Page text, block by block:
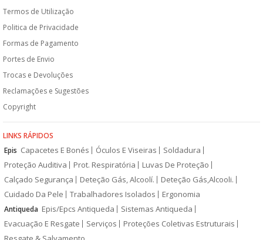
Termos de Utilização
Politica de Privacidade
Formas de Pagamento
Portes de Envio
Trocas e Devoluções
Reclamações e Sugestões
Copyright
LINKS RÁPIDOS
Epis Capacetes E Bonés Óculos E Viseiras
Soldadura
Proteção Auditiva
Prot. Respiratória
Luvas De Proteção
Calçado Segurança
Deteção Gás, Alcoolí.
Deteção Gás,Alcooli.
Cuidado Da Pele
Trabalhadores Isolados Ergonomia
Antiqueda Epis/Epcs Antiqueda
Sistemas Antiqueda
Evacuação E Resgate
Serviços
Proteções Coletivas Estruturais